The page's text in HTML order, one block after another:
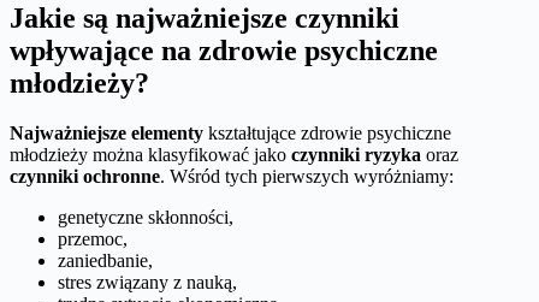
Jakie są najważniejsze czynniki
wpływające na zdrowie psychiczne
młodzieży?
Najważniejsze elementy kształtujące zdrowie psychiczne
młodzieży można klasyfikować jako czynniki ryzyka oraz
czynniki ochronne. Wśród tych pierwszych wyróżniamy:
genetyczne skłonności,
przemoc,
zaniedbanie,
stres związany z nauką,